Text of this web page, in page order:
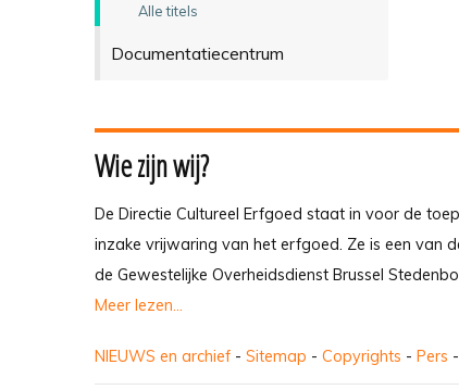
Alle titels
Documentatiecentrum
Wie zijn wij?
De Directie Cultureel Erfgoed staat in voor de
inzake vrijwaring van het erfgoed. Ze is een van
de Gewestelijke Overheidsdienst Brussel
Meer lezen...
NIEUWS en archief - Sitemap - Copyrights - Pers -